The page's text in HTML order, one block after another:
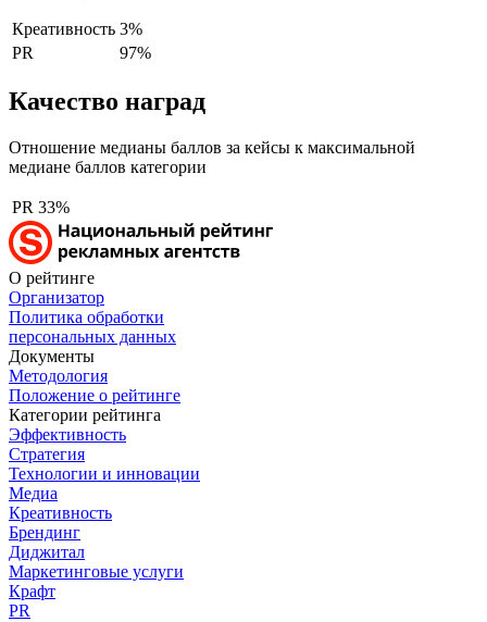
Креативность 3%
PR
97%
Качество наград
Отношение медианы баллов за кейсы к максимальной
медиане баллов категории
PR 33%
О рейтинге
Организатор
Политика обработки
персональных данных
Документы
Методология
Положение о рейтинге
Категории рейтинга
Эффективность
Стратегия
Технологии и инновации
Медиа
Креативность
Брендинг
Диджитал
Маркетинговые услуги
Крафт
PR